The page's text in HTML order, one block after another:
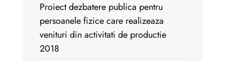
Proiect dezbatere publica pentru
persoanele fizice care realizeaza
venituri din activitati de productie
2018